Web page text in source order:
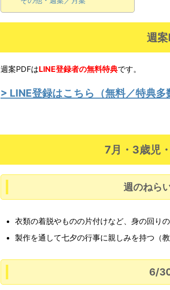
週
週案PDFはLINE登録者の無料特典です。
> LINE登録はこちら（無料／特典多
7月・3歳児
週のねら
衣類の着脱やものの片付けなど、身の回り
製作を通して七夕の行事に親しみを持つ（教
6/